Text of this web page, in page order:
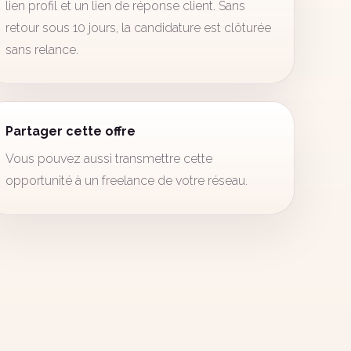
lien profil et un lien de réponse client. Sans
retour sous 10 jours, la candidature est clôturée
sans relance.
Partager cette offre
Vous pouvez aussi transmettre cette
opportunité à un freelance de votre réseau.